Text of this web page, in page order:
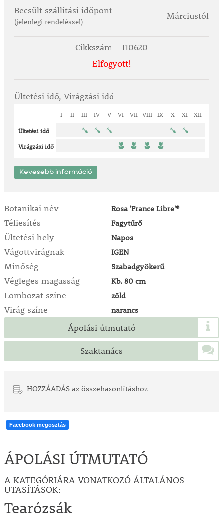
Becsült szállítási időpont
(jelenlegi rendeléssel)
Márciustól
Cikkszám 110620
Elfogyott!
Ültetési idő, Virágzási idő
I II III IV V VI VII VIII IX X XI XII
Ültetési idő
Virágzási idő
Kevesebb információ
Botanikai név Rosa 'France Libre'®
Téliesítés Fagytűrő
Ültetési hely Napos
Vágottvirágnak IGEN
Minőség Szabadgyökerű
Végleges magasság Kb. 80 cm
Lombozat színe zöld
Virág színe narancs
Ápolási útmutató
Szaktanács
HOZZÁADÁS az összehasonlításhoz
Facebook megosztás
ÁPOLÁSI ÚTMUTATÓ
A KATEGÓRIÁRA VONATKOZÓ ÁLTALÁNOS
UTASÍTÁSOK:
Tearózsák